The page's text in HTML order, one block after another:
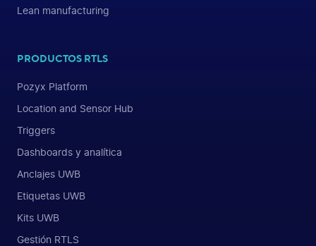
Lean manufacturing
PRODUCTOS RTLS
Pozyx Platform
Location and Sensor Hub
Triggers
Dashboards y analítica
Anclajes UWB
Etiquetas UWB
Kits UWB
Gestión RTLS